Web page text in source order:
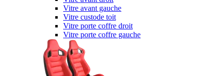
Vitre avant gauche
Vitre custode toit
Vitre porte coffre droit
Vitre porte coffre gauche